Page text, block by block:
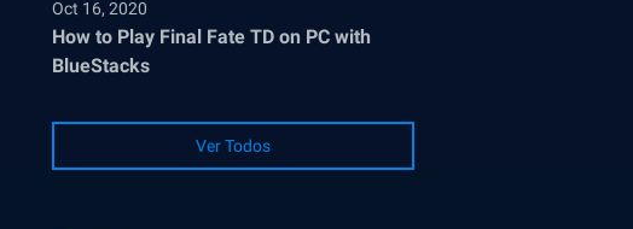
Oct 16, 2020
How to Play Final Fate TD on PC with
BlueStacks
Ver Todos